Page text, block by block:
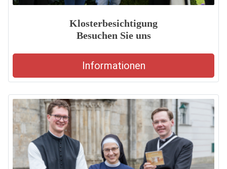
Klosterbesichtigung
Besuchen Sie uns
Informationen